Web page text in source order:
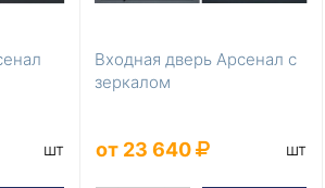
шт
Входная дверь Арсенал с
зеркалом
от 23 640 шт